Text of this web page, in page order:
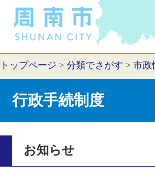
トップページ > 分類でさがす > 市政
行政手続制度
お知らせ